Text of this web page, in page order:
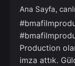
Ana Sayfa
Production
imza attık.